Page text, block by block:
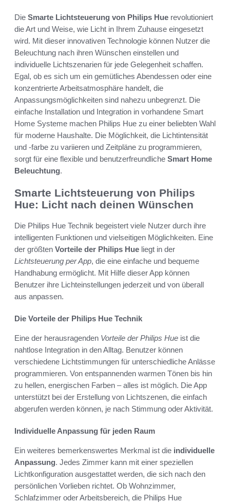
Die Smarte Lichtsteuerung von Philips Hue revolutioniert
die Art und Weise, wie Licht in Ihrem Zuhause eingesetzt
wird. Mit dieser innovativen Technologie können Nutzer die
Beleuchtung nach ihren Wünschen einstellen und
individuelle Lichtszenarien für jede Gelegenheit schaffen.
Egal, ob es sich um ein gemütliches Abendessen oder eine
konzentrierte Arbeitsatmosphäre handelt, die
Anpassungsmöglichkeiten sind nahezu unbegrenzt. Die
einfache Installation und Integration in vorhandene Smart
Home Systeme machen Philips Hue zu einer beliebten Wahl
für moderne Haushalte. Die Möglichkeit, die Lichtintensität
und -farbe zu variieren und Zeitpläne zu programmieren,
sorgt für eine flexible und benutzerfreundliche Smart Home
Beleuchtung.
Smarte Lichtsteuerung von Philips
Hue: Licht nach deinen Wünschen
Die Philips Hue Technik begeistert viele Nutzer durch ihre
intelligenten Funktionen und vielseitigen Möglichkeiten. Eine
der größten Vorteile der Philips Hue liegt in der
Lichtsteuerung per App, die eine einfache und bequeme
Handhabung ermöglicht. Mit Hilfe dieser App können
Benutzer ihre Lichteinstellungen jederzeit und von überall
aus anpassen.
Die Vorteile der Philips Hue Technik
Eine der herausragenden Vorteile der Philips Hue ist die
nahtlose Integration in den Alltag. Benutzer können
verschiedene Lichtstimmungen für unterschiedliche Anlässe
programmieren. Von entspannenden warmen Tönen bis hin
zu hellen, energischen Farben – alles ist möglich. Die App
unterstützt bei der Erstellung von Lichtszenen, die einfach
abgerufen werden können, je nach Stimmung oder Aktivität.
Individuelle Anpassung für jeden Raum
Ein weiteres bemerkenswertes Merkmal ist die individuelle
Anpassung. Jedes Zimmer kann mit einer speziellen
Lichtkonfiguration ausgestattet werden, die sich nach den
persönlichen Vorlieben richtet. Ob Wohnzimmer,
Schlafzimmer oder Arbeitsbereich, die Philips Hue